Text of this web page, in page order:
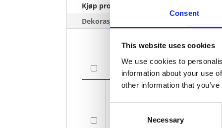
Consent
This website uses cookies
We use cookies to
information about your use
other information that
Necessary
Kjøp produkt uten print
Dekorasjonpriser
Bilde
Bilde